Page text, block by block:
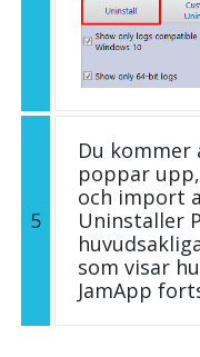
5
Du
poppar
och import
Uninstaller
som visar
JamApp